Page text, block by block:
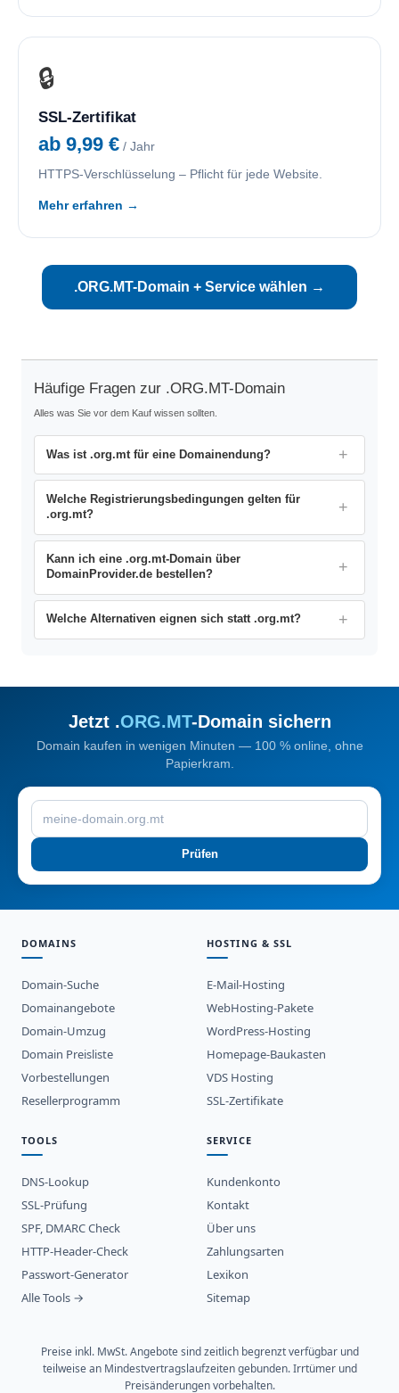
🔒
SSL-Zertifikat
ab 9,99 € / Jahr
HTTPS-Verschlüsselung – Pflicht für jede Website.
Mehr erfahren →
.ORG.MT-Domain + Service wählen →
Häufige Fragen zur .ORG.MT-Domain
Alles was Sie vor dem Kauf wissen sollten.
Was ist .org.mt für eine Domainendung?
Welche Registrierungsbedingungen gelten für
.org.mt?
Kann ich eine .org.mt-Domain über
DomainProvider.de bestellen?
Welche Alternativen eignen sich statt .org.mt?
Jetzt .ORG.MT-Domain sichern
Domain kaufen in wenigen Minuten — 100 % online, ohne
Papierkram.
Prüfen
DOMAINS
Domain-Suche
Domainangebote
Domain-Umzug
Domain Preisliste
Vorbestellungen
Resellerprogramm
HOSTING & SSL
E-Mail-Hosting
WebHosting-Pakete
WordPress-Hosting
Homepage-Baukasten
VDS Hosting
SSL-Zertifikate
TOOLS
DNS-Lookup
SSL-Prüfung
SPF, DMARC Check
HTTP-Header-Check
Passwort-Generator
Alle Tools →
SERVICE
Kundenkonto
Kontakt
Über uns
Zahlungsarten
Lexikon
Sitemap
Preise inkl. MwSt. Angebote sind zeitlich begrenzt verfügbar und
teilweise an Mindestvertragslaufzeiten gebunden. Irrtümer und
Preisänderungen vorbehalten.